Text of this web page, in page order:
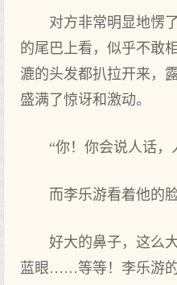
对方‌非常明显地愣
的尾巴上看，似乎不敢
漉的头发都‌扒拉开来，
盛满了惊讶和激动。
“你！你会说人话，
而李乐游看着‌他的
好大的鼻子，这么
蓝眼……等等！李乐游